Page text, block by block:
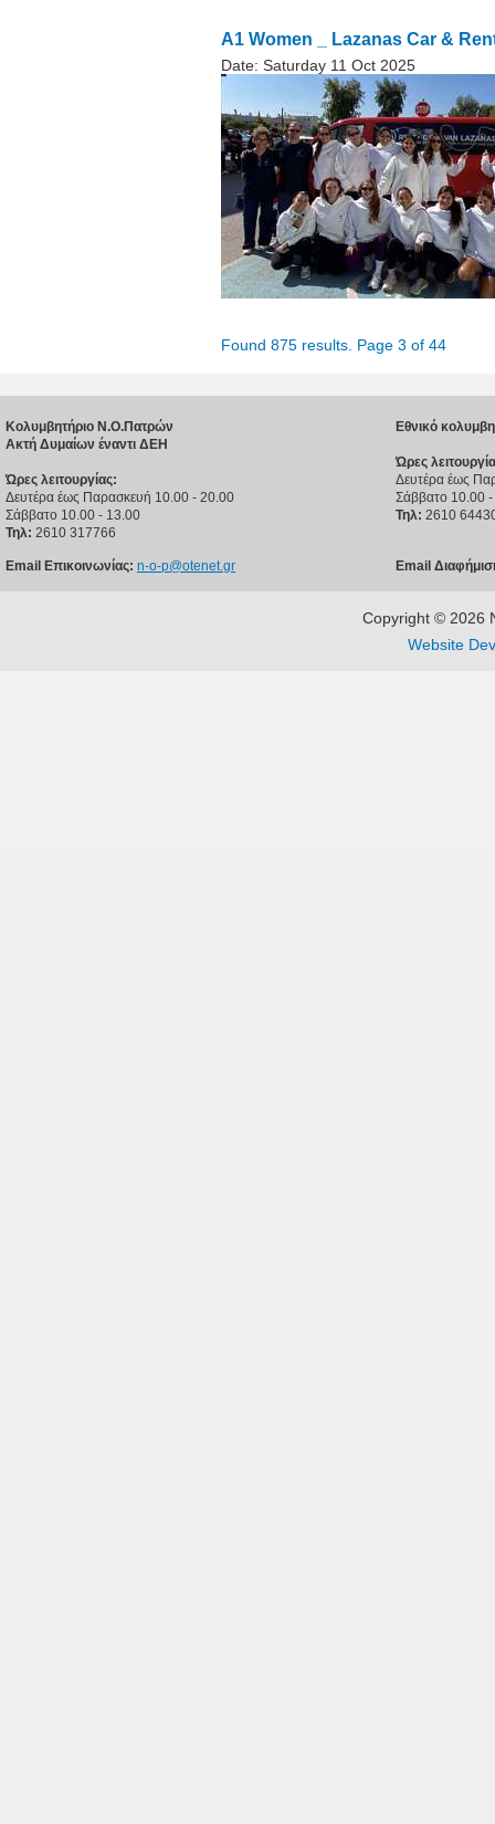
Α1 Women _ Lazanas Car &
Date: Saturday 11 Oct 2025
Found 875 results. Page 3 of 44
Κολυμβητήριο Ν.Ο.Πατρών
Ακτή Δυμαίων έναντι ΔΕΗ
Ώρες λειτουργίας:
Δευτέρα έως Παρασκευή 10.00 - 20.00
Σάββατο 10.00 - 13.00
Τηλ: 2610 317766
Email Επικοινωνίας: n-o-p@otenet.gr
Εθνικό
Ώρες
Δευτέρα έως
Σάββατο 10.00
Τηλ: 2610
Email
Copyright © 2026
Website